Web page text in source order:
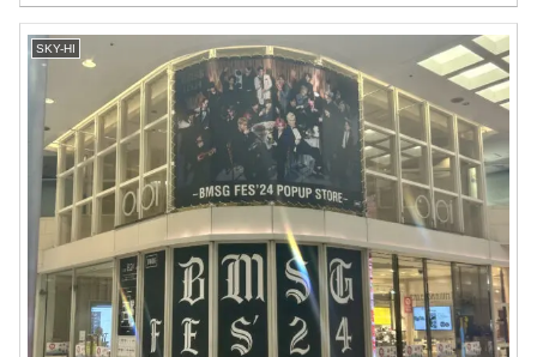
SKY-HI